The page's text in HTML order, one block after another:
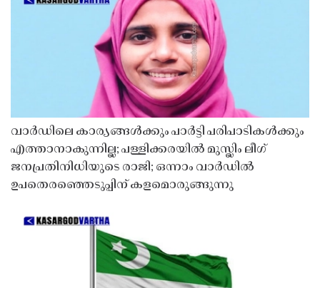
വാർഡിലെ കാര്യങ്ങൾക്കും പാർട്ടി പരിപാടികൾക്കും
എത്താനാകുന്നില്ല; പള്ളിക്കരയിൽ മുസ്ലിം ലീഗ്
ജനപ്രതിനിധിയുടെ രാജി; ഒന്നാം വാർഡിൽ
ഉപതെരഞ്ഞെടുപ്പിന് കളമൊരുങ്ങുന്നു